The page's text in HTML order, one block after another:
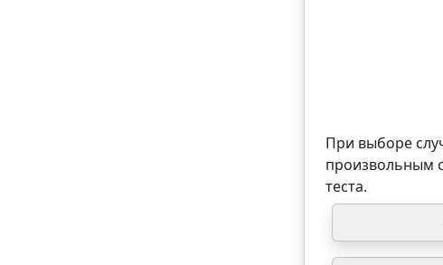
При выборе
произвольным
теста.